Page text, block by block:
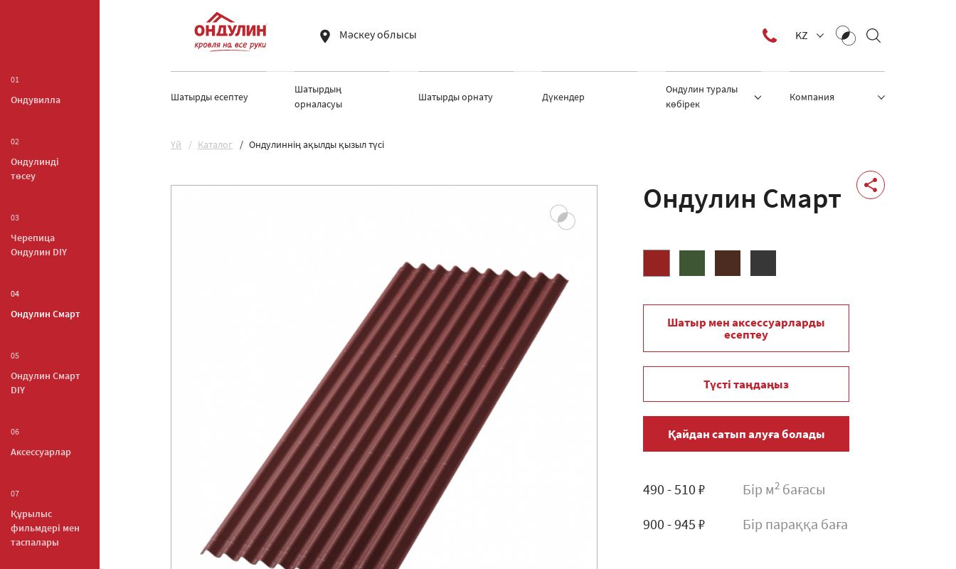
01
Ондувилла
02
Ондулинді
төсеу
03
Черепица
Ондулин DIY
04
Ондулин Смарт
05
Ондулин Смарт
DIY
06
Аксессуарлар
07
Құрылыс
фильмдері мен
таспалары
Мәскеу облысы KZ
Шатырды есептеу
Шатырдың
орналасуы
Шатырды орнату Дүкендер
Ондулин туралы
көбірек
Компания
Yй Каталог Ондулиннің ақылды қызыл түсі
Ондулин Смарт
Шатыр мен аксессуарларды
есептеу
Түсті таңдаңыз
Қайдан сатып алуға болады
490 - 510 ₽ Бір м2 бағасы
900 - 945 ₽ Бір параққа баға